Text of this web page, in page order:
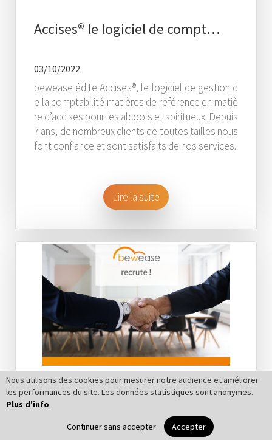
Accises® le logiciel de compt…
03/10/2022
bewease édite Accises®, le logiciel de gestion d
e la comptabilité matières de référence en matiè
re d’accises pour les alcools et spiritueux. Depuis
7 ans, de nombreux clients de toutes tailles nous
font confiance et sont satisfaits de nos services.
Lire la suite
Recrutement
Nous utilisons des cookies pour mesurer notre audience et améliorer
les performances du site. Les données statistiques sont anonymes.
Plus d'info.
Continuer sans accepter Accepter